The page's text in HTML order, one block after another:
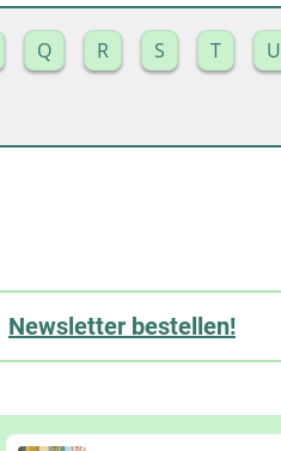
Q R S T U
Newsletter bestellen!